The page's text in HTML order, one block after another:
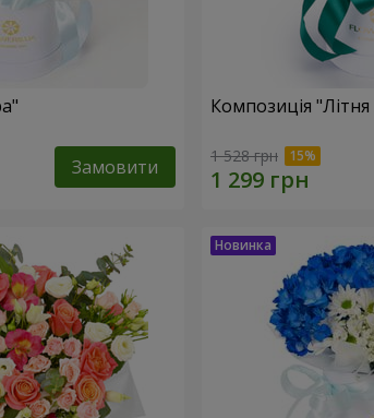
Замовити
Композиція
1 528 грн